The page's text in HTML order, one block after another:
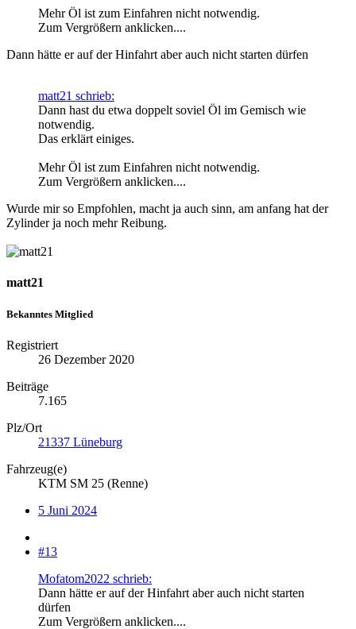
Mehr Öl ist zum Einfahren nicht notwendig.
Zum Vergrößern anklicken....
Dann hätte er auf der Hinfahrt aber auch nicht starten dürfen
matt21 schrieb:
Dann hast du etwa doppelt soviel Öl im Gemisch wie
notwendig.
Das erklärt einiges.
Mehr Öl ist zum Einfahren nicht notwendig.
Zum Vergrößern anklicken....
Wurde mir so Empfohlen, macht ja auch sinn, am anfang hat der
Zylinder ja noch mehr Reibung.
matt21
Bekanntes Mitglied
Registriert
26 Dezember 2020
Beiträge
7.165
Plz/Ort
21337 Lüneburg
Fahrzeug(e)
KTM SM 25 (Renne)
5 Juni 2024
#13
Mofatom2022 schrieb:
Dann hätte er auf der Hinfahrt aber auch nicht starten
dürfen
Zum Vergrößern anklicken....